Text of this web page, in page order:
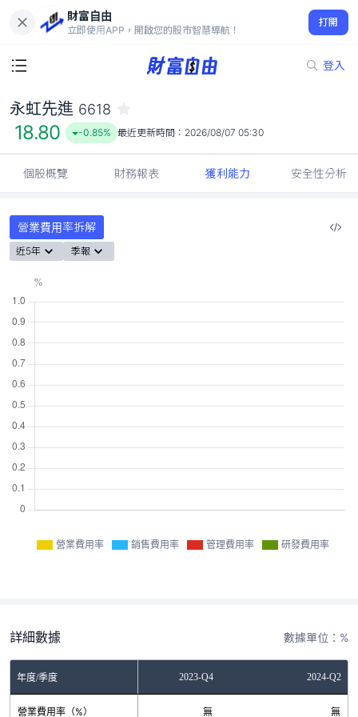
財富自由
立即使用APP，開啟您的股市智慧導航！
打開
登入
18.80
-0.85%
永虹先進 6618
18.80 -0.85% 最近更新時間： 2026/08/07 05:30
個股概覽 財務報表 獲利能力 安全性分析
營業費用率拆解
近5年 季報
營業費用率 銷售費用率 管理費用率 研發費用率
詳細數據 數據單位：%
年度/季度2023-Q2 2023-Q4 2024-Q2
營業費用率（%）
無 無 無